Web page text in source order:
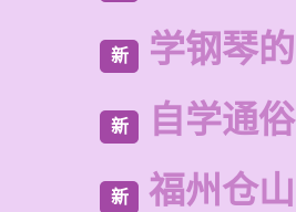
新 学钢琴
新 自学通
新 福州仓